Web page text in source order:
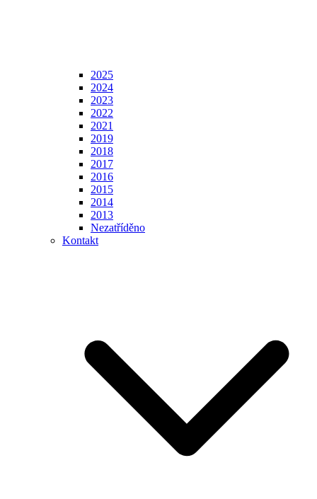
2025
2024
2023
2022
2021
2019
2018
2017
2016
2015
2014
2013
Nezatříděno
Kontakt